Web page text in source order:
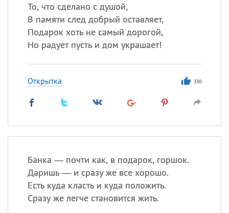
То, что сделано с душой,
В памяти след добрый оставляет,
Подарок хоть не самый дорогой,
Но радует пусть и дом украшает!
Открытка 330
Банка — почти как, в подарок, горшок.
Даришь — и сразу же все хорошо.
Есть куда класть и куда положить.
Сразу же легче становится жить.